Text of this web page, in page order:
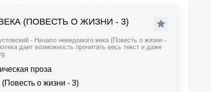
(ПОВЕСТЬ О ЖИЗНИ - 3)
- Начало неведомого века (Повесть о жизни -
дает возможность прочитать весь текст и даже
проза
о жизни - 3)